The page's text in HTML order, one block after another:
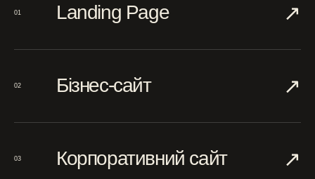
01 Landing Page ↗︎
02 Бізнес-сайт ↗︎
03 Корпоративний сайт ↗︎